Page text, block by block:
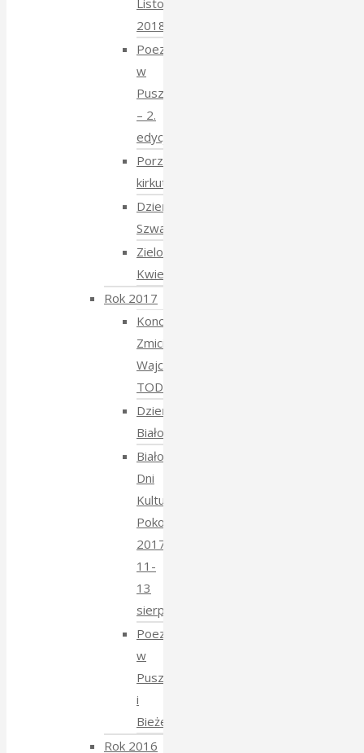
Listopad
2018
Poezja
w
Puszczy
– 2.
edycja
Porządkowanie
kirkutu
Dzień
Szwajcarski
Zielony
Kwiecień
Rok 2017
Koncert
Zmiciera
Wajciuszkiewicza
TODARA
Dzień
Białoruski
Białowieskie
Dni
Kultury
Pokoju
2017
11-
13
sierpnia
Poezja
w
Puszczy
i
Bieżeństwo
Rok 2016